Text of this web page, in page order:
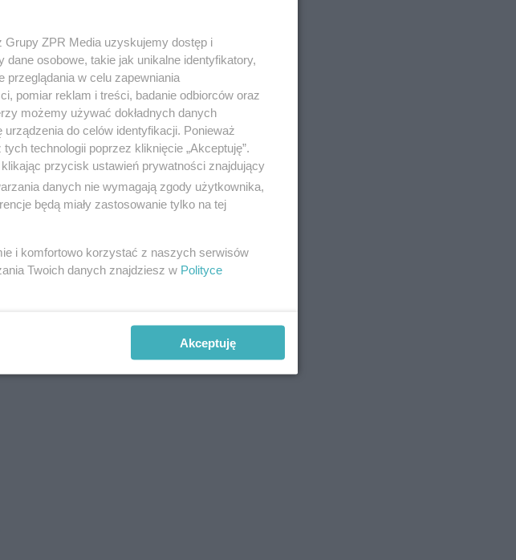
się 9
Grupy ZPR Media uzyskujemy dostęp i
osobowe, takie jak unikalne identyfikatory,
przeglądania w celu zapewniania
pomiar reklam i treści, badanie odbiorców oraz
możemy używać dokładnych danych
do celów identyfikacji. Ponieważ
technologii poprzez kliknięcie „Akceptuję”.
przycisk ustawień prywatności znajdujący
danych nie wymagają zgody użytkownika,
będą miały zastosowanie tylko na tej
i komfortowo korzystać z naszych serwisów
Twoich danych znajdziesz w Polityce
Akceptuję